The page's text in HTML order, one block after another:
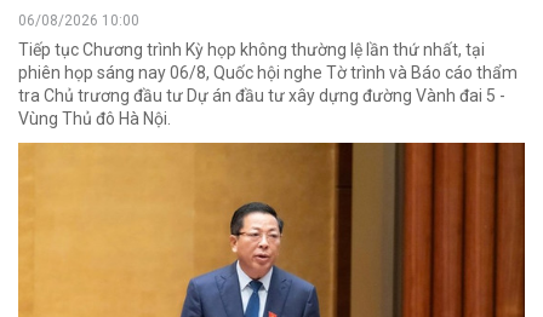
06/08/2026 10:00
Tiếp tục Chương trình Kỳ họp không thường lệ lần thứ nhất, tại
phiên họp sáng nay 06/8, Quốc hội nghe Tờ trình và Báo cáo thẩm
tra Chủ trương đầu tư Dự án đầu tư xây dựng đường Vành đai 5 -
Vùng Thủ đô Hà Nội.